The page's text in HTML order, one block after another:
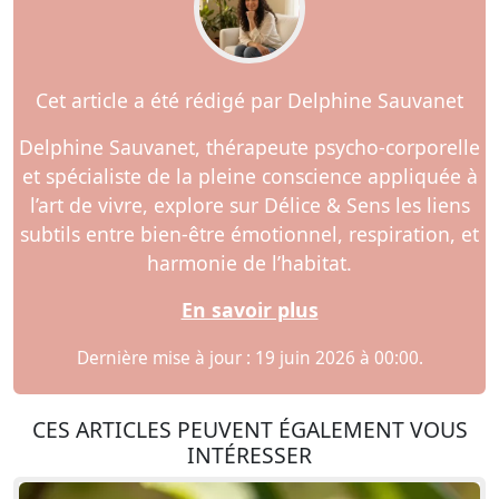
Cet article a été rédigé par Delphine Sauvanet
Delphine Sauvanet, thérapeute psycho-corporelle
et spécialiste de la pleine conscience appliquée à
l’art de vivre, explore sur Délice & Sens les liens
subtils entre bien-être émotionnel, respiration, et
harmonie de l’habitat.
En savoir plus
Dernière mise à jour : 19 juin 2026 à 00:00.
CES ARTICLES PEUVENT ÉGALEMENT VOUS
INTÉRESSER